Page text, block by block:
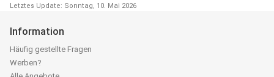
Letztes Update: Sonntag, 10. Mai 2026
Information
Häufig gestellte Fragen
Werben?